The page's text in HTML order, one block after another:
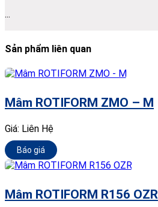
...
Sản phẩm liên quan
Mâm ROTIFORM ZMO – M
Giá: Liên Hệ
Báo giá
Mâm ROTIFORM R156 OZR